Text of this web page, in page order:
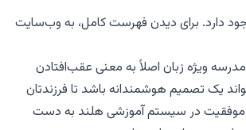
دارد. برای دیدن فهرست کامل، به وب‌سایت
ویژه زبان اصلاً به معنی عقب‌افتادن
یک تصمیم هوشمندانه باشد تا فرزندتان
موفقیت در سیستم آموزشی هلند به دست